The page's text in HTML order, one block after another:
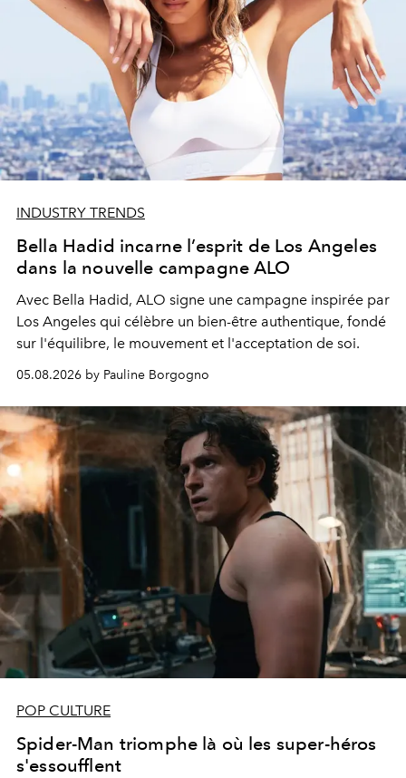
INDUSTRY TRENDS
Bella Hadid incarne l’esprit de Los Angeles
dans la nouvelle campagne ALO
Avec Bella Hadid, ALO signe une campagne inspirée par
Los Angeles qui célèbre un bien-être authentique, fondé
sur l'équilibre, le mouvement et l'acceptation de soi.
05.08.2026 by Pauline Borgogno
POP CULTURE
Spider-Man triomphe là où les super-héros
s'essoufflent